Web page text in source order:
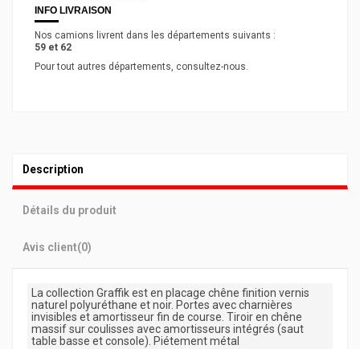
INFO LIVRAISON
Nos camions livrent dans les départements suivants :
59 et 62
Pour tout autres départements, consultez-nous.
Description
Détails du produit
Avis client(0)
La collection Graffik est en placage chêne finition vernis
naturel polyuréthane et noir. Portes avec charnières
invisibles et amortisseur fin de course. Tiroir en chêne
massif sur coulisses avec amortisseurs intégrés (saut
table basse et console). Piétement métal